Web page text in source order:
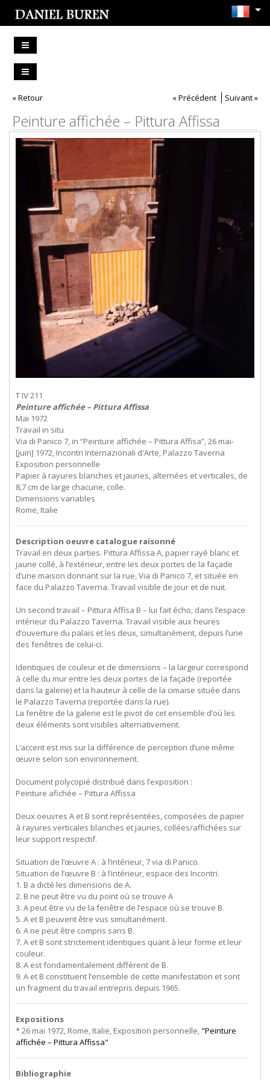
« Retour « Précédent Suivant »
Peinture affichée – Pittura Affissa
T IV 211
Peinture affichée – Pittura Affissa
Mai 1972
Travail in situ
Via di Panico 7, in “Peinture affichée – Pittura Affisa”, 26 mai-
[juin] 1972, Incontri Internazionali d'Arte, Palazzo Taverna
Exposition personnelle
Papier à rayures blanches et jaunes, alternées et verticales, de
8,7 cm de large chacune, colle.
Dimensions variables
Rome, Italie
Description oeuvre catalogue raisonné
Travail en deux parties. Pittura Affissa A, papier rayé blanc et
jaune collé, à l’extérieur, entre les deux portes de la façade
d’une maison donnant sur la rue, Via di Panico 7, et située en
face du Palazzo Taverna. Travail visible de jour et de nuit.
Un second travail – Pittura Affisa B – lui fait écho, dans l’espace
intérieur du Palazzo Taverna. Travail visible aux heures
d’ouverture du palais et les deux, simultanément, depuis l’une
des fenêtres de celui-ci.
Identiques de couleur et de dimensions – la largeur correspond
à celle du mur entre les deux portes de la façade (reportée
dans la galerie) et la hauteur à celle de la cimaise située dans
le Palazzo Taverna (reportée dans la rue).
La fenêtre de la galerie est le pivot de cet ensemble d’où les
deux éléments sont visibles alternativement.
L’accent est mis sur la différence de perception d’une même
œuvre selon son environnement.
Document polycopié distribué dans l’exposition :
Peinture afichée – Pittura Affissa
Deux oeuvres A et B sont représentées, composées de papier
à rayures verticales blanches et jaunes, collées/affichées sur
leur support respectif.
Situation de l’œuvre A : à l’intérieur, 7 via di Panico.
Situation de l’œuvre B : à l’intérieur, espace des Incontri.
1. B a dicté les dimensions de A.
2. B ne peut être vu du point où se trouve A
3. A peut être vu de la fenêtre de l’espace où se trouve B.
5. A et B peuvent être vus simultanément.
6. A ne peut être compris sans B.
7. A et B sont strictement identiques quant à leur forme et leur
couleur.
8. A est fondamentalement différent de B.
9. A et B constituent l’ensemble de cette manifestation et sont
un fragment du travail entrepris depuis 1965.
Expositions
* 26 mai 1972, Rome, Italie, Exposition personnelle, "Peinture
affichée – Pittura Affissa"
Bibliographie